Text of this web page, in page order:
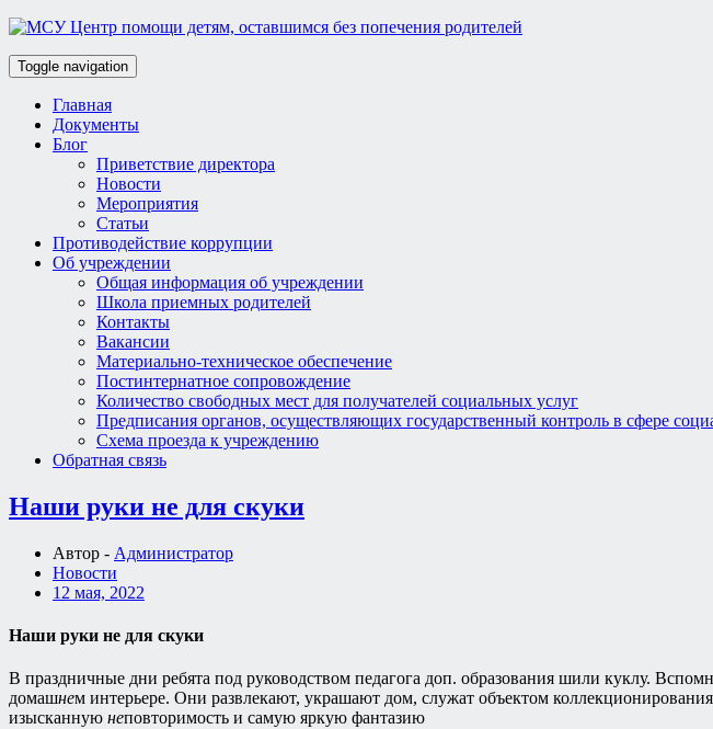
Toggle navigation
Главная
Документы
Блог
Приветствие директора
Новости
Мероприятия
Статьи
Противодействие коррупции
Об учреждении
Общая информация об учреждении
Школа приемных родителей
Контакты
Вакансии
Материально-техническое обеспечение
Постинтернатное сопровождение
Количество свободных мест для получателей социальных услуг
Предписания органов, осуществляющих государственный контроль в сфере
Схема проезда к учреждению
Обратная связь
Наши руки не для скуки
Автор - Администратор
Новости
12 мая, 2022
Наши руки не для скуки
В праздничные дни ребята под руководством педагога доп. образования шили куклу.
домашнем интерьере. Они развлекают, украшают дом, служат объектом
изысканную неповторимость и самую яркую фантазию